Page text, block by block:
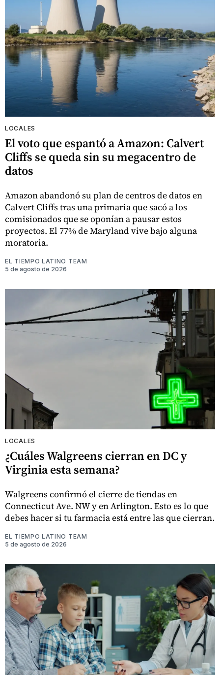
LOCALES
El voto que espantó a Amazon: Calvert
Cliffs se queda sin su megacentro de
datos
Amazon abandonó su plan de centros de datos en
Calvert Cliffs tras una primaria que sacó a los
comisionados que se oponían a pausar estos
proyectos. El 77% de Maryland vive bajo alguna
moratoria.
EL TIEMPO LATINO TEAM
5 de agosto de 2026
LOCALES
¿Cuáles Walgreens cierran en DC y
Virginia esta semana?
Walgreens confirmó el cierre de tiendas en
Connecticut Ave. NW y en Arlington. Esto es lo que
debes hacer si tu farmacia está entre las que cierran.
EL TIEMPO LATINO TEAM
5 de agosto de 2026